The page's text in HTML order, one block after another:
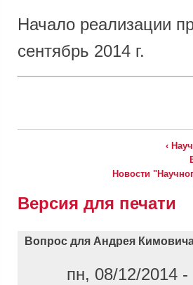
Начало реализации
сентябрь 2014 г.
‹
Новости
Версия для печати
Вопрос для Андрея
пн, 08/12/2014